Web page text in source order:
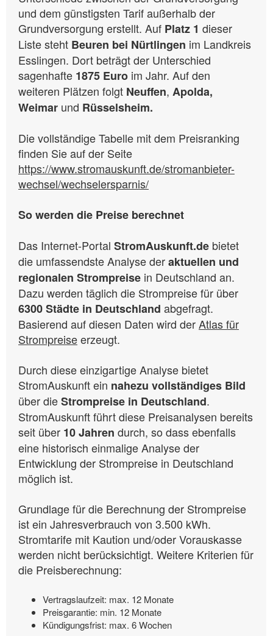
und dem günstigsten Tarif außerhalb der
Grundversorgung erstellt. Auf Platz 1 dieser
Liste steht Beuren bei Nürtlingen im Landkreis
Esslingen. Dort beträgt der Unterschied
sagenhafte 1875 Euro im Jahr. Auf den
weiteren Plätzen folgt Neuffen, Apolda,
Weimar und Rüsselsheim.
Die vollständige Tabelle mit dem Preisranking
finden Sie auf der Seite
https://www.stromauskunft.de/stromanbieter-
wechsel/wechselersparnis/
So werden die Preise berechnet
Das Internet-Portal StromAuskunft.de bietet
die umfassendste Analyse deraktuellen und
regionalen Strompreise in Deutschland an.
Dazu werden täglich die Strompreise für über
6300 Städte in Deutschland abgefragt.
Basierend auf diesen Daten wird derAtlas für
Strompreiseerzeugt.
Durch diese einzigartige Analyse bietet
StromAuskunft ein nahezu vollständiges Bild
über dieStrompreise in Deutschland.
StromAuskunft führt diese Preisanalysen bereits
seit über 10 Jahren durch, so dass ebenfalls
eine historisch einmalige Analyse der
Entwicklung der Strompreise in Deutschland
möglich ist.
Grundlage für die Berechnung der Strompreise
ist ein Jahresverbrauch von 3.500 kWh.
Stromtarife mit Kaution und/oder Vorauskasse
werden nicht berücksichtigt. Weitere Kriterien für
die Preisberechnung:
Vertragslaufzeit: max. 12 Monate
Preisgarantie: min. 12 Monate
Kündigungsfrist: max. 6 Wochen